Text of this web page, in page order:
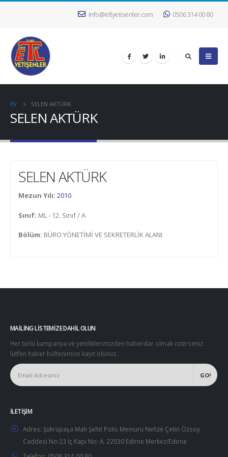
info@etlyetisenler.com 0506 314 00 80
EV SELEN AKTÜRK
SELEN AKTÜRK
SELEN AKTÜRK
Mezun Yılı: 2010
Sınıf: ML - 12. Sınıf / A
Bölüm: BÜRO YÖNETİMİ VE SEKRETERLİK ALANI
MAILING LISTEMIZE DAHIL OLUN
Her türlü kampanya ve yeniliklerimizden haberdar olmak isterseniz
lütfen haber bültenimize kayıt olunuz..
İLETIŞIM
Adres: Şükrüpaşa Mah Şehit Polis Memuru Nefize Çetin Özsoy
Caddesi No:23 İç Kapı No: A, 22030 Edirne Merkez/Edirne